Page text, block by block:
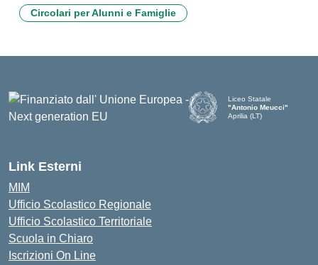
Circolari per Alunni e Famiglie
Liceo Statale
"Antonio Meucci"
Aprilia (LT)
Link Esterni
MIM
Ufficio Scolastico Regionale
Ufficio Scolastico Territoriale
Scuola in Chiaro
Iscrizioni On Line